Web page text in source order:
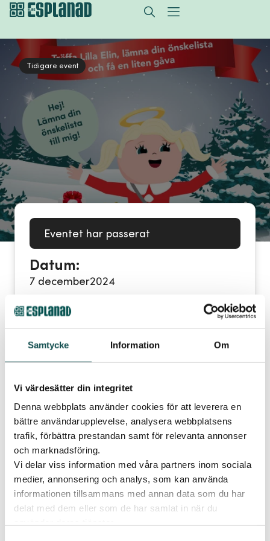
Samtycke Information Om
Vi värdesätter din integritet
Denna webbplats använder cookies för att leverera en
bättre användarupplevelse, analysera webbplatsens
trafik, förbättra prestandan samt för relevanta annonser
och marknadsföring.
Vi delar viss information med våra partners inom sociala
medier, annonsering och analys, som kan använda
informationen tillsammans med annan data som du har
delat med dem eller som de har samlat in när du
Tidigare event
Publicerad27 november 2024
Träffa Lilla Elin 7:e
december
Träffa Lilla Elin, lämna din önskelista och få en
liten gåva. Hon finns vid lekytan klockan 13, 14,
& 15. Passa även på att gå Lilla Elins
tipspromenad. God jul önskar vi på Elins
Esplanad. Varmt välkommen hit!
Eventet har passerat
Datum:
7 december2024
Tid:
13.00, 14.00, 15.00
Plats: